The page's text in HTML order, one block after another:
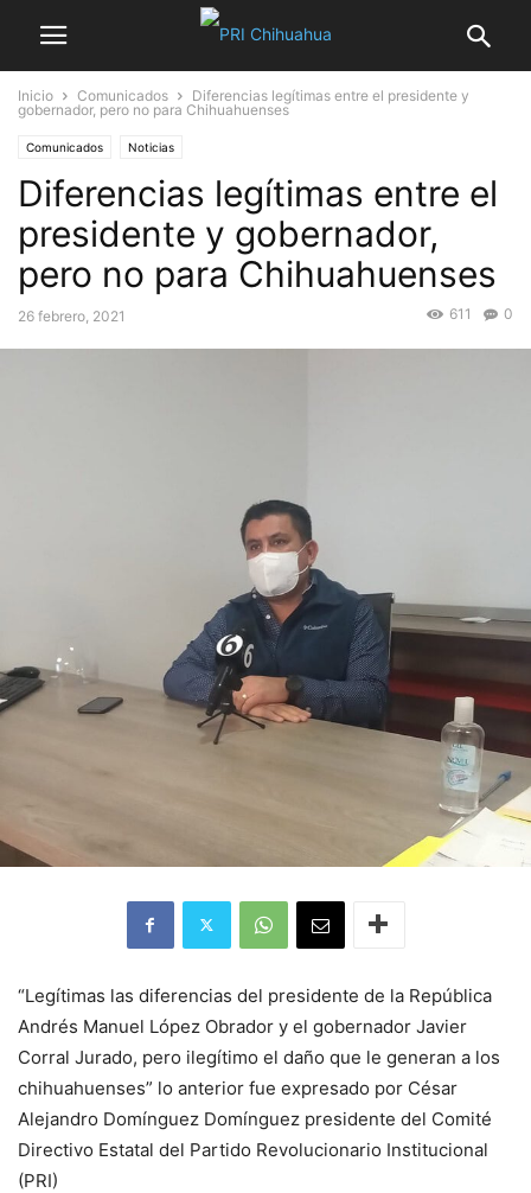
Inicio Comunicados
Diferencias legítimas entre el presidente y
gobernador, pero no para Chihuahuenses
Comunicados Noticias
Diferencias legítimas entre el
presidente y gobernador,
pero no para Chihuahuenses
26 febrero, 2021 0
611
“Legítimas las diferencias del presidente de la República
Andrés Manuel López Obrador y el gobernador Javier
Corral Jurado, pero ilegítimo el daño que le generan a los
chihuahuenses” lo anterior fue expresado por César
Alejandro Domínguez Domínguez presidente del Comité
Directivo Estatal del Partido Revolucionario Institucional
(PRI)